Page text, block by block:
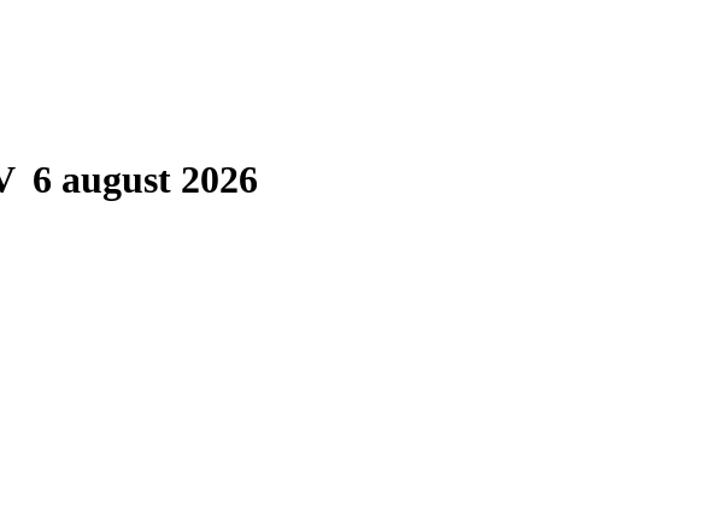
6 august 2026